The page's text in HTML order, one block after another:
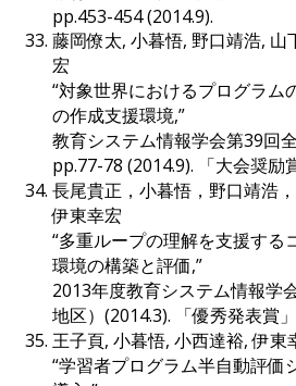
pp.453-454 (2014.9).
藤岡僚太, 小暮悟, 野口靖浩,
宏
“対象世界におけるプログラム
の作成支援環境,”
教育システム情報学会第39回
pp.77-78 (2014.9). 「大会奨励
長尾貴正，小暮悟，野口靖浩
伊東幸宏
“多重ループの理解を支援する
環境の構築と評価,”
2013年度教育システム情報学
地区）(2014.3). 「優秀発表賞
王子頁, 小暮悟, 小西達裕, 伊東
“学習者プログラム半自動評価